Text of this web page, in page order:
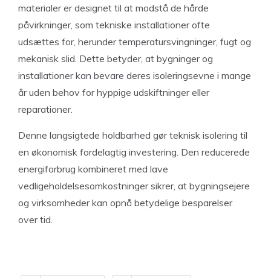
materialer er designet til at modstå de hårde
påvirkninger, som tekniske installationer ofte
udsættes for, herunder temperatursvingninger, fugt og
mekanisk slid. Dette betyder, at bygninger og
installationer kan bevare deres isoleringsevne i mange
år uden behov for hyppige udskiftninger eller
reparationer.
Denne langsigtede holdbarhed gør teknisk isolering til
en økonomisk fordelagtig investering. Den reducerede
energiforbrug kombineret med lave
vedligeholdelsesomkostninger sikrer, at bygningsejere
og virksomheder kan opnå betydelige besparelser
over tid.